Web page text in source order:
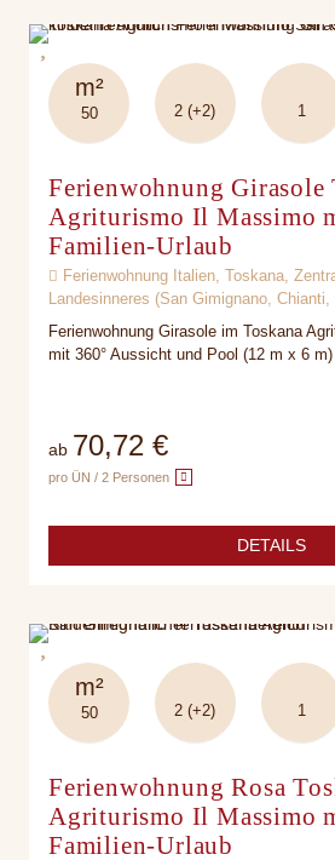
m²
50 2 (+2) 1
Ferienwohnung Girasole
Agriturismo Il Massimo
Familien-Urlaub
Ferienwohnung Italien, Toskana,
Landesinneres (San Gimignano, Chianti,
Ferienwohnung Girasole im Toskana
mit 360° Aussicht und Pool (12 m x 6 m)
ab 70,72 €
pro ÜN / 2 Personen
DETAILS
m²
50 2 (+2) 1
Ferienwohnung Rosa
Agriturismo Il Massimo
Familien-Urlaub